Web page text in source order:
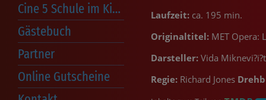
Cine 5 Schule im Kino
Gästebuch
Partner
Online Gutscheine
Laufzeit: ca. 195 min.
Originaltitel: MET Opera:
Darsteller: Vida
Regie: Richard Jones